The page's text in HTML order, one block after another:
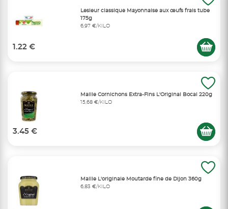
Lesieur classique Mayonnaise aux œufs frais tube
175g
6,97 €/KILO
1.22 €
Maille Cornichons Extra-Fins L'Original Bocal 220g
15,68 €/KILO
3.45 €
Maille L'originale Moutarde fine de Dijon 360g
6,83 €/KILO